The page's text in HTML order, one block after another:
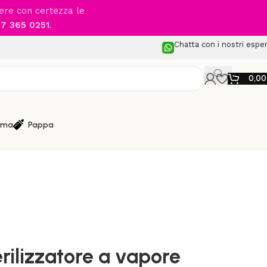
con certezza le
365 0251.
Chatta con i nostri
Pappa
Sterilizzazione
a vapore